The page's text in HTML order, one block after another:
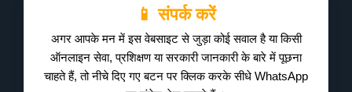
📱 संपर्क करें
अगर आपके मन में इस वेबसाइट से जुड़ा कोई सवाल है या किसी
ऑनलाइन सेवा, प्रशिक्षण या सरकारी जानकारी के बारे में पूछना
चाहते हैं, तो नीचे दिए गए बटन पर क्लिक करके सीधे WhatsApp